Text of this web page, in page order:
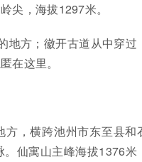
尖，海拔1297米。
地方；徽开古道从中穿过
在这里。
，横跨池州市东至县和
仙寓山主峰海拔1376米